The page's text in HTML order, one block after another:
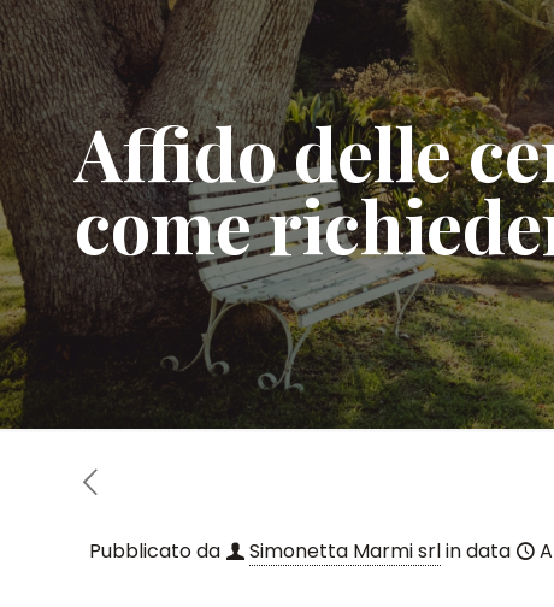
Affido delle
come
Pubblicato da Simonetta Marmi srlin data